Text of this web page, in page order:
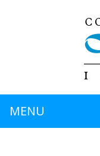
MENU